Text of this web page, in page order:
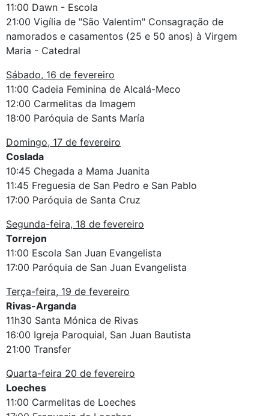
11:00 Dawn - Escola
21:00 Vigília de "São Valentim" Consagração de
namorados e casamentos (25 e 50 anos) à Virgem
Maria - Catedral
Sábado, 16 de fevereiro
11:00 Cadeia Feminina de Alcalá-Meco
12:00 Carmelitas da Imagem
18:00 Paróquia de Sants María
Domingo, 17 de fevereiro
Coslada
10:45 Chegada a Mama Juanita
11:45 Freguesia de San Pedro e San Pablo
17:00 Paróquia de Santa Cruz
Segunda-feira, 18 de fevereiro
Torrejon
11:00 Escola San Juan Evangelista
17:00 Paróquia de San Juan Evangelista
Terça-feira, 19 de fevereiro
Rivas-Arganda
11h30 Santa Mónica de Rivas
16:00 Igreja Paroquial, San Juan Bautista
21:00 Transfer
Quarta-feira 20 de fevereiro
Loeches
11:00 Carmelitas de Loeches